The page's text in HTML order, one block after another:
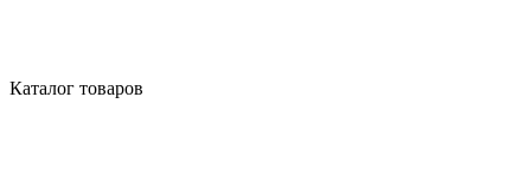
Каталог товаров